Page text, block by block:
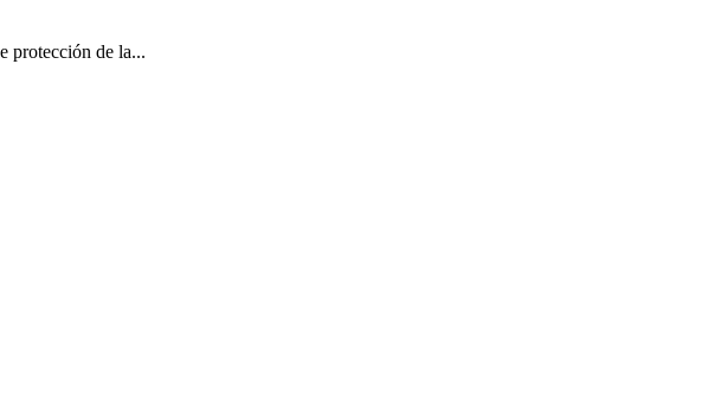
protección de la...